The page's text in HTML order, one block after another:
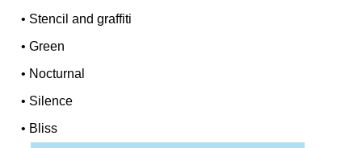
• Stencil and graffiti
•Green
• Nocturnal
• Silence
• Bliss